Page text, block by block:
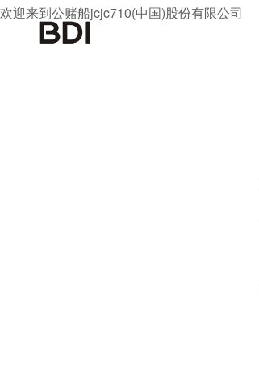
欢迎来到公赌船jcjc710(中国)股份有限公司